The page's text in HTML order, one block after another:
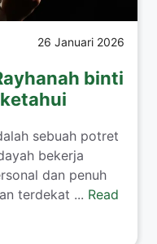
26 Januari 2026
binti
sebuah potret
bekerja
dan penuh
terdekat ... Read